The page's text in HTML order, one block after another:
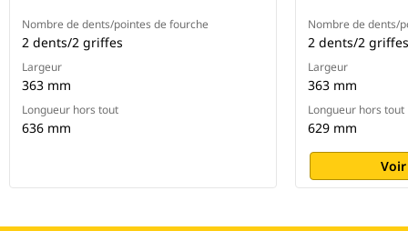
Nombre de dents/pointes de fourche
2 dents/2 griffes
Largeur
363 mm
Longueur hors tout
636 mm
Nombre de dents/
2 dents/2 griffes
Largeur
363 mm
Longueur hors tout
629 mm